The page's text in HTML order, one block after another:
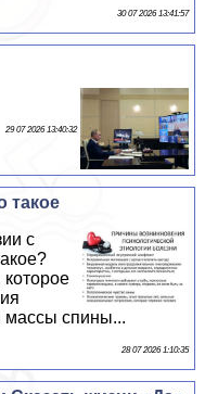
30 07 2026 13:41:57
29 07 2026 13:40:32
такое
с
которое
массы спины...
28 07 2026 1:10:35